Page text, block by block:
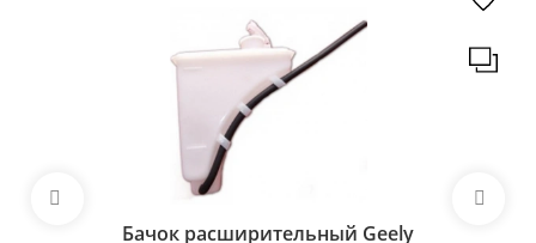
Бачок расширительный Geely